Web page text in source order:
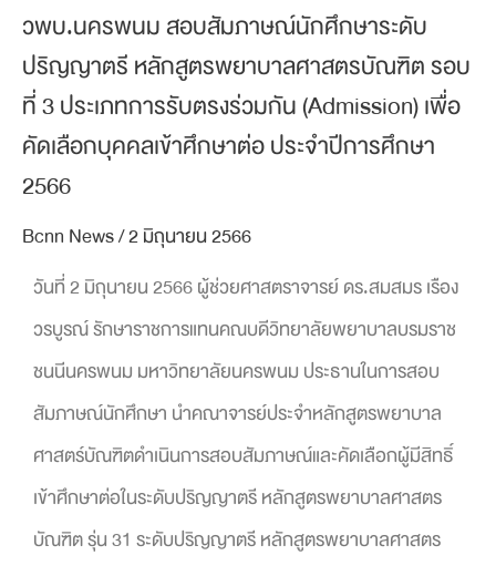
วพบ.นครพนม สอบสัมภาษณ์นักศึกษาระดับ
ปริญญาตรี หลักสูตรพยาบาลศาสตรบัณฑิต รอบ
ที่ 3 ประเภทการรับตรงร่วมกัน (Admission) เพื่อ
คัดเลือกบุคคลเข้าศึกษาต่อ ประจำปีการศึกษา
2566
Bcnn News/2 มิถุนายน 2566
วันที่ 2 มิถุนายน 2566 ผู้ช่วยศาสตราจารย์ ดร.สมสมร เรือง
วรบูรณ์ รักษาราชการแทนคณบดีวิทยาลัยพยาบาลบรมราช
ชนนีนครพนม มหาวิทยาลัยนครพนม ประธานในการสอบ
สัมภาษณ์นักศึกษา นำคณาจารย์ประจำหลักสูตรพยาบาล
ศาสตร์บัณฑิตดำเนินการสอบสัมภาษณ์และคัดเลือกผู้มีสิทธิ์
เข้าศึกษาต่อในระดับปริญญาตรี หลักสูตรพยาบาลศาสตร
บัณฑิต รุ่น 31 ระดับปริญญาตรี หลักสูตรพยาบาลศาสตร